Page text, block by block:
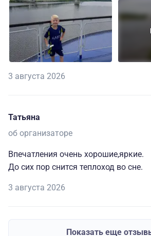
3 августа 2026
Татьяна
об организаторе
Впечатления очень хорошие,яркие.
До сих пор снится теплоход во сне.
3 августа 2026
Показать еще